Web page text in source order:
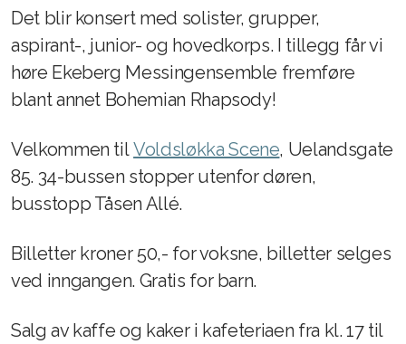
Det blir konsert med solister, grupper,
aspirant-, junior- og hovedkorps. I tillegg får vi
høre Ekeberg Messingensemble fremføre
blant annet Bohemian Rhapsody!
Velkommen tilVoldsløkka Scene, Uelandsgate
85. 34-bussen stopper utenfor døren,
busstopp Tåsen Allé.
Billetter kroner 50,- for voksne, billetter selges
ved inngangen. Gratis for barn.
Salg av kaffe og kaker i kafeteriaen fra kl. 17 til
Øvinger og om å øve
Instrumentene
Konserter
Seminarer og turer
Dugnader